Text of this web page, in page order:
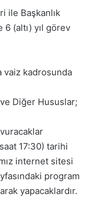
ile Başkanlık
(altı) yıl görev
vaiz kadrosunda
Diğer Hususlar;
17:30) tarihi
internet sitesi
program
yapacaklardır.